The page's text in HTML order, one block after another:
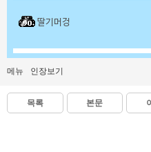
딸기머겅
메뉴 인장보기
목록 본문